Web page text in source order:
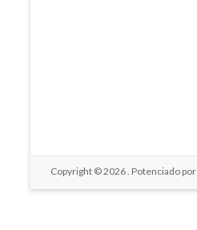
Copyright © 2026. Potenciado por